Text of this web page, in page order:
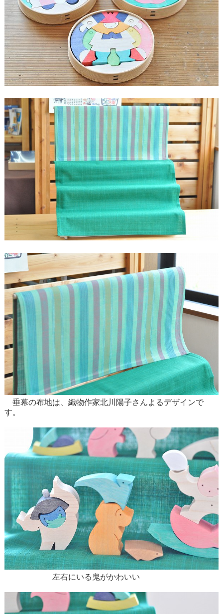
垂幕の布地は、織物作家北川陽子さんよるデザインで
す。
左右にいる鬼がかわいい